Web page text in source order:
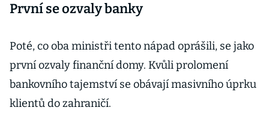
První se ozvaly banky
Poté, co oba ministři tento nápad oprášili, se jako
první ozvaly finanční domy. Kvůli prolomení
bankovního tajemství se obávají masivního úprku
klientů do zahraničí.